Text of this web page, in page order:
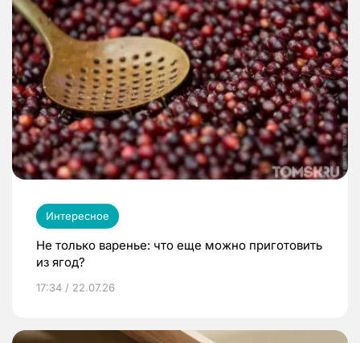
Интересное
Не только варенье: что еще можно приготовить
из ягод?
17:34 / 22.07.26